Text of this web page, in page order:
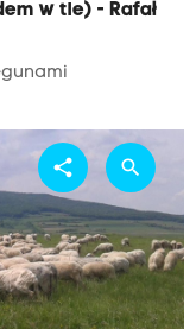
w tle) - Rafał
share search